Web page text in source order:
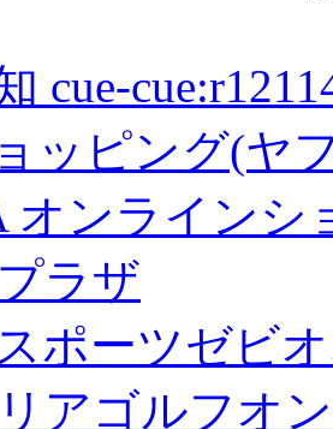
cue-
ッピング(ヤ
オンラインシ
ラザ
ポーツゼビ
アゴルフオ